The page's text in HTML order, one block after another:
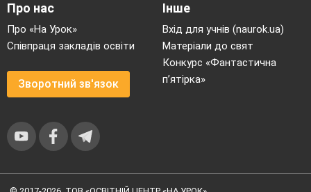
Про нас
Про «На Урок»
Співпраця закладів освіти
Зворотний зв'язок
Інше
Вхід для учнів (naurok.ua)
Матеріали до свят
Конкурс «Фантастична
п’ятірка»